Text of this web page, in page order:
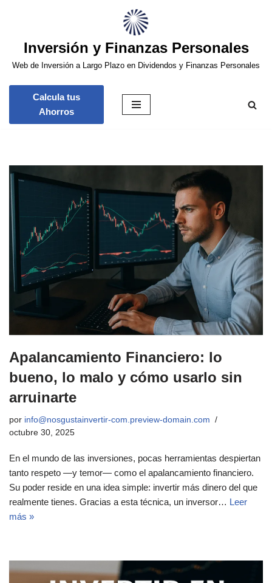
contenido
Inversión y Finanzas Personales
Web de Inversión a Largo Plazo en Dividendos y Finanzas Personales
Calcula tus
Ahorros
Apalancamiento Financiero: lo
bueno, lo malo y cómo usarlo sin
arruinarte
por info@nosgustainvertir-com.preview-domain.com
octubre 30, 2025
En el mundo de las inversiones, pocas herramientas despiertan
tanto respeto —y temor— como el apalancamiento financiero.
Su poder reside en una idea simple: invertir más dinero del que
realmente tienes. Gracias a esta técnica, un inversor… Leer
más »